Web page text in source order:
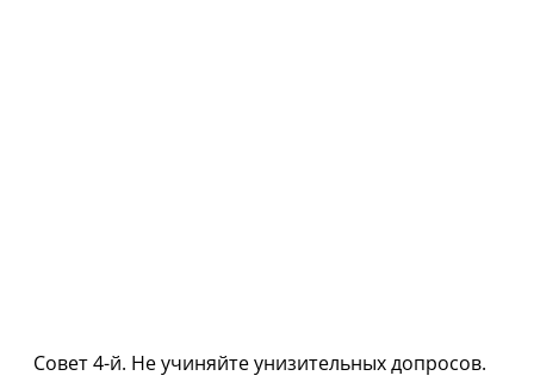
Совет 4-й. Не учиняйте унизительных допросов.